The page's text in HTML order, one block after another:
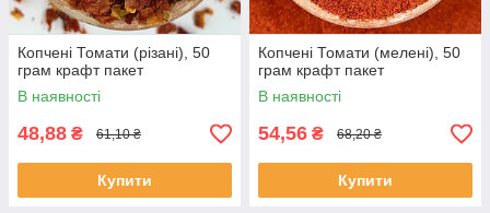
Копчені Томати (різані), 50
грам крафт пакет
В наявності
48,88 ₴ 61,10 ₴
Купити
Копчені Томати (мелені), 50
грам крафт пакет
В наявності
54,56 ₴ 68,20 ₴
Купити